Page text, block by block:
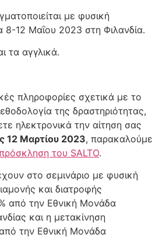
με φυσική
8-12 Μαΐου 2023 στη Φιλανδία.
τα αγγλικά.
πληροφορίες σχετικά με το
της δραστηριότητας,
ηλεκτρονικά την αίτηση σας
12 Μαρτίου 2023, παρακαλούμε
του SALTO.
στο σεμινάριο με φυσική
και διατροφής
από την Εθνική Μονάδα
και η μετακίνηση
την Εθνική Μονάδα